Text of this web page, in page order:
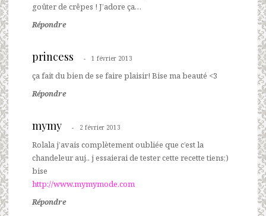
goûter de crêpes ! J’adore ça…
Répondre
princess 1 février 2013
ça fait du bien de se faire plaisir! Bise ma beauté <3
Répondre
mymy 2 février 2013
Rolala j’avais complètement oubliée que c’est la
chandeleur auj.. j essaierai de tester cette recette tiens;)
bise
http://www.mymymode.com
Répondre